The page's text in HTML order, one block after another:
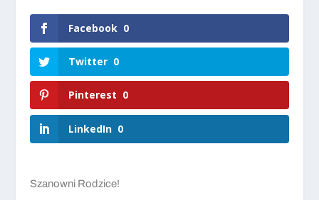
Facebook 0
Twitter 0
Pinterest 0
LinkedIn 0
Szanowni Rodzice!